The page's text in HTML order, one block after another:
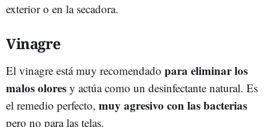
exterior o en la secadora.
Vinagre
El vinagre está muy recomendado para eliminar los
malos olores y actúa como un desinfectante natural. Es
el remedio perfecto, muy agresivo con las bacterias
pero no para las telas.